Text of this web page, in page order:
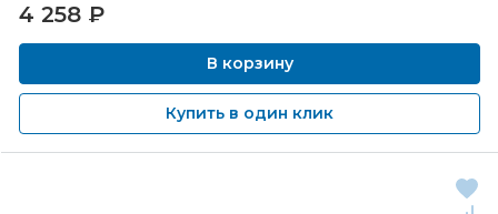
4 258 ₽
В корзину
Купить в один клик